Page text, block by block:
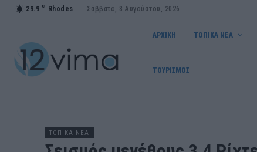
29.9 C Rhodes Σάββατο, 8 Αυγούστου, 2026
ΑΡΧΙΚΗ ΤΟΠΙΚΑ ΝΕΑ
ΤΟΥΡΙΣΜΟΣ
ΤΟΠΙΚΑ ΝΕΑ